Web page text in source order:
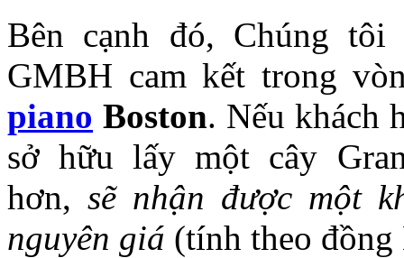
Bên cạnh đó, Chúng tôi
GMBH cam kết trong
piano Boston. Nếu khách
sở hữu lấy một cây
hơn, sẽ nhận được một
nguyên giá (tính theo đồng